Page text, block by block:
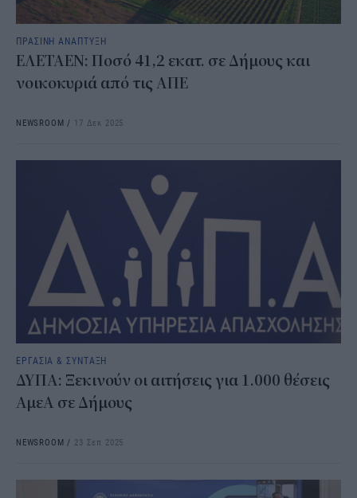
ΠΡΑΣΙΝΗ ΑΝΑΠΤΥΞΗ
ΕΛΕΤΑΕΝ: Ποσό 41,2 εκατ. σε Δήμους και
νοικοκυριά από τις ΑΠΕ
NEWSROOM / 17 Δεκ 2025
ΕΡΓΑΣΙΑ & ΣΥΝΤΑΞΗ
ΔΥΠΑ: Ξεκινούν οι αιτήσεις για 1.000 θέσεις
ΑμεΑ σε Δήμους
NEWSROOM / 23 Σεπ 2025